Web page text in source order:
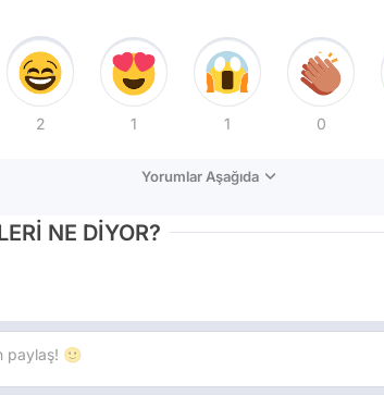
2 1 1 0
Yorumlar Aşağıda
NE DİYOR?